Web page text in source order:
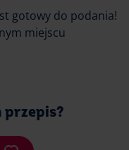
gotowy do podania!
miejscu
przepis?